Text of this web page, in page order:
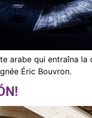
arabe qui entraîna la
Éric Bouvron.